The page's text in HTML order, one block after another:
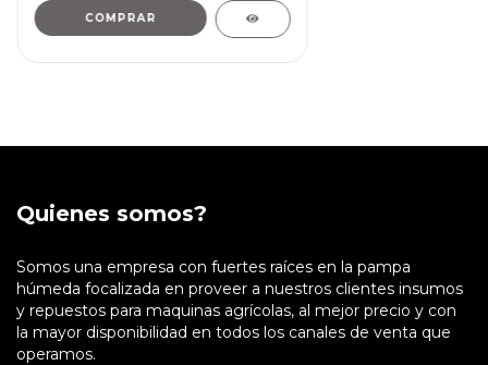
Quienes somos?
Somos una empresa con fuertes raíces en la pampa
húmeda focalizada en proveer a nuestros clientes insumos
y repuestos para maquinas agrícolas, al mejor precio y con
la mayor disponibilidad en todos los canales de venta que
operamos.